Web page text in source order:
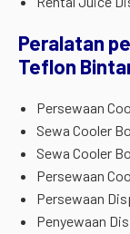
Peralatan
Teflon
Persewaan
Sewa Cooler
Sewa Cooler
Persewaan
Persewaan
Penyewaan